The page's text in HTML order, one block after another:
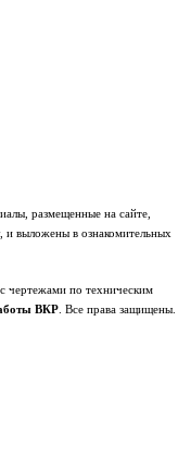
размещенные на сайте,
и выложены в ознакомительных
чертежами по техническим
ВКР. Все права защищены.